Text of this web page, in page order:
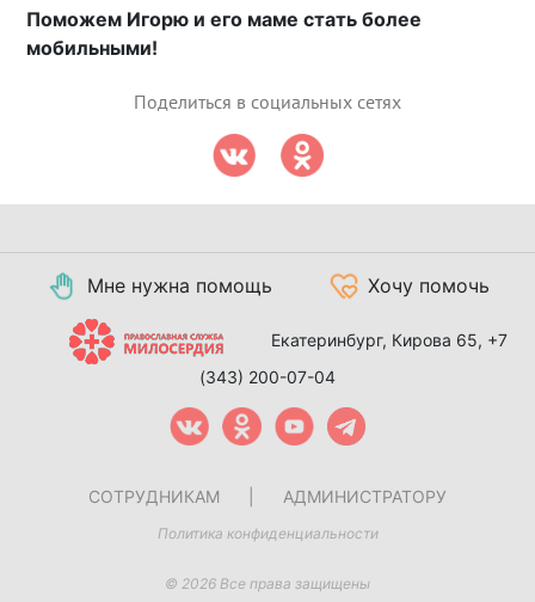
Поможем Игорю и его маме стать более
мобильными!
Поделиться в социальных сетях
Мне нужна помощь Хочу помочь
Екатеринбург, Кирова 65, +7
(343) 200-07-04
СОТРУДНИКАМ АДМИНИСТРАТОРУ
Политика конфиденциальности
© 2026 Все права защищены